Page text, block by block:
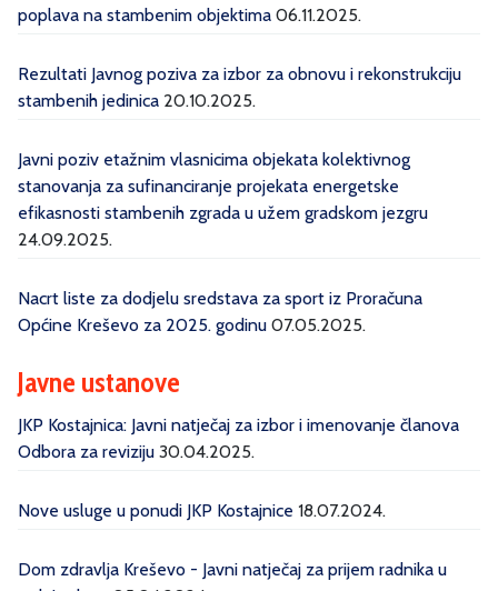
poplava na stambenim objektima 06.11.2025.
Rezultati Javnog poziva za izbor za obnovu i rekonstrukciju
stambenih jedinica 20.10.2025.
Javni poziv etažnim vlasnicima objekata kolektivnog
stanovanja za sufinanciranje projekata energetske
efikasnosti stambenih zgrada u užem gradskom jezgru
24.09.2025.
Nacrt liste za dodjelu sredstava za sport iz Proračuna
Općine Kreševo za 2025. godinu 07.05.2025.
Javne ustanove
JKP Kostajnica: Javni natječaj za izbor i imenovanje članova
Odbora za reviziju 30.04.2025.
Nove usluge u ponudi JKP Kostajnice 18.07.2024.
Dom zdravlja Kreševo - Javni natječaj za prijem radnika u